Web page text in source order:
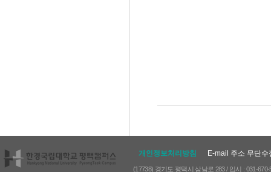
개인정보처리방침 E-mail 주소 무단수
(17738) 경기도 평택시 삼남로 283 / 입시 : 031-670-